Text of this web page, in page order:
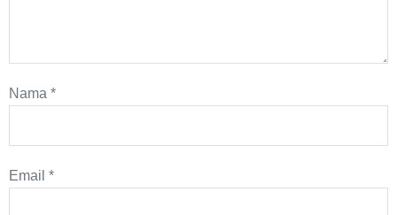
Nama *
Email *